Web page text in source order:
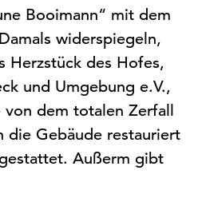
Booimann“ mit dem
widerspiegeln,
Herzstück des Hofes,
und Umgebung e.V.,
dem totalen Zerfall
die Gebäude restauriert
Außerm gibt